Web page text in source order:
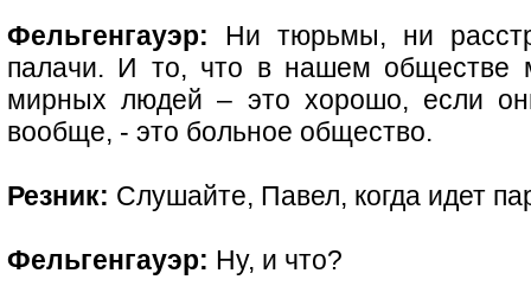
Фельгенгауэр: Ни тюрьмы, ни
палачи. И то, что в нашем обществе
мирных людей – это хорошо, если
вообще, - это больное общество.
Резник: Слушайте, Павел, когда идет
Фельгенгауэр: Ну, и что?